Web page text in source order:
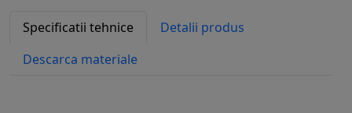
Specificatii tehnice
Detalii produs
Descarca materiale